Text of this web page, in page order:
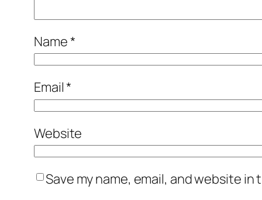
Name*
Email*
Website
Save my name, email, and website